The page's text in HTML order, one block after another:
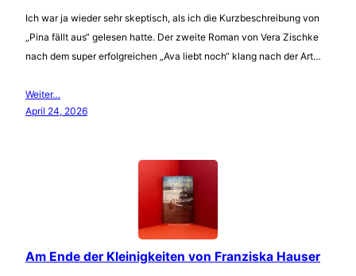
Ich war ja wieder sehr skeptisch, als ich die Kurzbeschreibung von
„Pina fällt aus“ gelesen hatte. Der zweite Roman von Vera Zischke
nach dem super erfolgreichen „Ava liebt noch“ klang nach der Art…
Weiter…
April 24, 2026
Am Ende der Kleinigkeiten von Franziska Hauser